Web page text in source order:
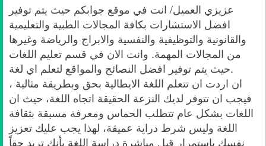
عزيزي العميل/ انت في موقع جوابكم حيث يتم توفير
افضل الاستشارات بكافة المجالات الطبية والتعليمية
والقانونية والتوظيفية والنفسية والابراج والرياضة وغيرها
من المجالات المهمة. وانت الان في قسم تعليم اللغات
حيث يتم توفير افضل النصائح والمواقع لتعلم اي لغة.
ان اردت ان تتعلم اللغة الايطالية بحق وبطريقة مثالية ،
فيجب ان تتوفر لديك النزعة الحقيقة اتجاه اللغة، حيث ان
اللغات بشكل عام تتطلب الحماس ومعرفة مسبقة بثقافة
اللغة وليس شرط دراية عميقة، لهذا يجب عليك تعزيز
نفسك باستمرار قبل مباشرة دراسة اللغة بأنك تريد حقاً